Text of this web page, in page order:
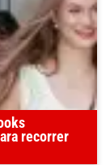
recorrer